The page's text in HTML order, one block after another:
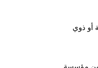
أو ذوي
من مؤسسة